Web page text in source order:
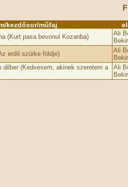
kezdősor/műfaj
(Kurt pasa bevonul Kozanba)
Ali
Bekir
erdő szürke földje)
Ali
Bekir
dilber (Kedvesem, akinek szeretem a
Ali
Bekir